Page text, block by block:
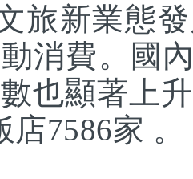
新業態發
消費。國
也顯著上
7586家 。